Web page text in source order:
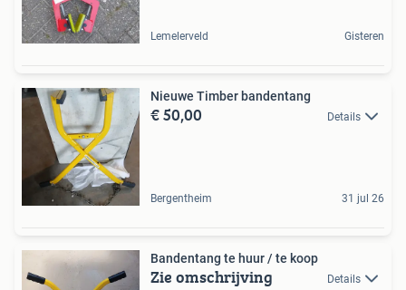
Lemelerveld Gisteren
Nieuwe Timber bandentang
€ 50,00 Details
Bergentheim 31 jul 26
Bandentang te huur / te koop
Zie omschrijving Details